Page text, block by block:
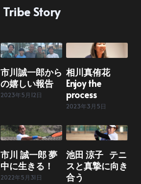
Tribe Story
市川誠一郎から
の嬉しい報告
2023年5月12日
相川真侑花
Enjoy the
process
2023年3月5日
市川 誠一郎 夢
中に生きる！
2022年5月31日
池田 涼子 テニ
スと真摯に向き
合う